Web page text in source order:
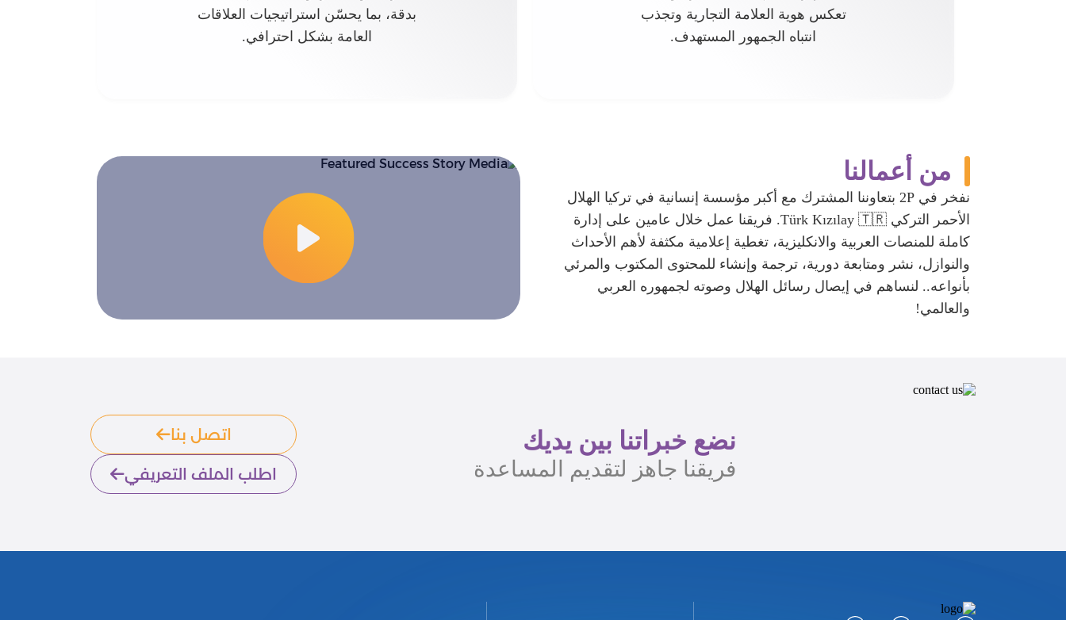
تعكس هوية العلامة التجارية وتجذب
انتباه الجمهور المستهدف.
بدقة، بما يحسّن استراتيجيات العلاقات
العامة بشكل احترافي.
من أعمالنا
نفخر في 2P بتعاوننا المشترك مع أكبر مؤسسة إنسانية في تركيا الهلال
الأحمر التركي Türk Kızılay 🇹🇷. فريقنا عمل خلال عامين على إدارة
كاملة للمنصات العربية والانكليزية، تغطية إعلامية مكثفة لأهم الأحداث
والنوازل، نشر ومتابعة دورية، ترجمة وإنشاء للمحتوى المكتوب والمرئي
بأنواعه.. لنساهم في إيصال رسائل الهلال وصوته لجمهوره العربي
والعالمي!
نضع خبراتنا بين يديك
فريقنا جاهز لتقديم المساعدة
اتصل بنا
اطلب الملف التعريفي